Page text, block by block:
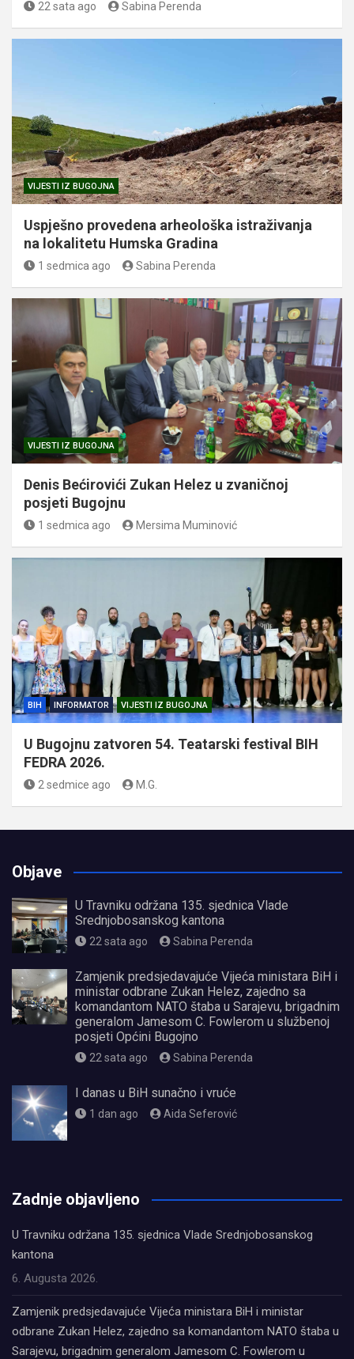
22 sata ago Sabina Perenda
VIJESTI IZ BUGOJNA
Uspješno provedena arheološka istraživanja
na lokalitetu Humska Gradina
1 sedmica ago Sabina Perenda
VIJESTI IZ BUGOJNA
Denis Bećirovići Zukan Helez u zvaničnoj
posjeti Bugojnu
1 sedmica ago Mersima Muminović
BIH INFORMATOR VIJESTI IZ BUGOJNA
U Bugojnu zatvoren 54. Teatarski festival BIH
FEDRA 2026.
2 sedmice ago M.G.
Objave
U Travniku održana 135. sjednica Vlade
Srednjobosanskog kantona
22 sata ago Sabina Perenda
Zamjenik predsjedavajuće Vijeća ministara BiH i
ministar odbrane Zukan Helez, zajedno sa
komandantom NATO štaba u Sarajevu, brigadnim
generalom Jamesom C. Fowlerom u službenoj
posjeti Općini Bugojno
22 sata ago Sabina Perenda
I danas u BiH sunačno i vruće
1 dan ago Aida Seferović
Zadnje objavljeno
U Travniku održana 135. sjednica Vlade Srednjobosanskog
kantona
6. Augusta 2026.
Zamjenik predsjedavajuće Vijeća ministara BiH i ministar
odbrane Zukan Helez, zajedno sa komandantom NATO štaba u
Sarajevu, brigadnim generalom Jamesom C. Fowlerom u